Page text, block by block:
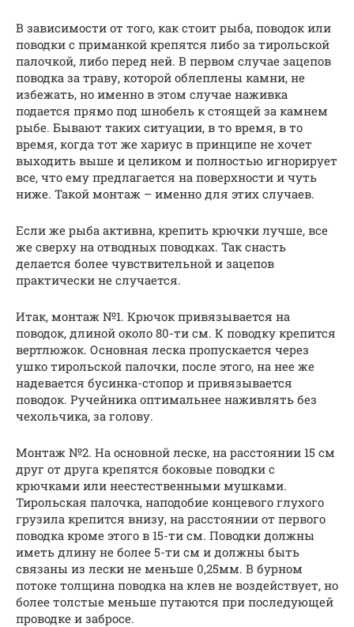
В зависимости от того, как стоит рыба, поводок или
поводки с приманкой крепятся либо за тирольской
палочкой, либо перед ней. В первом случае зацепов
поводка за траву, которой облеплены камни, не
избежать, но именно в этом случае наживка
подается прямо под шнобель к стоящей за камнем
рыбе. Бывают таких ситуации, в то время, в то
время, когда тот же хариус в принципе не хочет
выходить выше и целиком и полностью игнорирует
все, что ему предлагается на поверхности и чуть
ниже. Такой монтаж – именно для этих случаев.
Если же рыба активна, крепить крючки лучше, все
же сверху на отводных поводках. Так снасть
делается более чувствительной и зацепов
практически не случается.
Итак, монтаж №1. Крючок привязывается на
поводок, длиной около 80-ти см. К поводку крепится
вертлюжок. Основная леска пропускается через
ушко тирольской палочки, после этого, на нее же
надевается бусинка-стопор и привязывается
поводок. Ручейника оптимальнее наживлять без
чехольчика, за голову.
Монтаж №2. На основной леске, на расстоянии 15 см
друг от друга крепятся боковые поводки с
крючками или неестественными мушками.
Тирольская палочка, наподобие концевого глухого
грузила крепится внизу, на расстоянии от первого
поводка кроме этого в 15-ти см. Поводки должны
иметь длину не более 5-ти см и должны быть
связаны из лески не меньше 0,25мм. В бурном
потоке толщина поводка на клев не воздействует, но
более толстые меньше путаются при последующей
проводке и забросе.